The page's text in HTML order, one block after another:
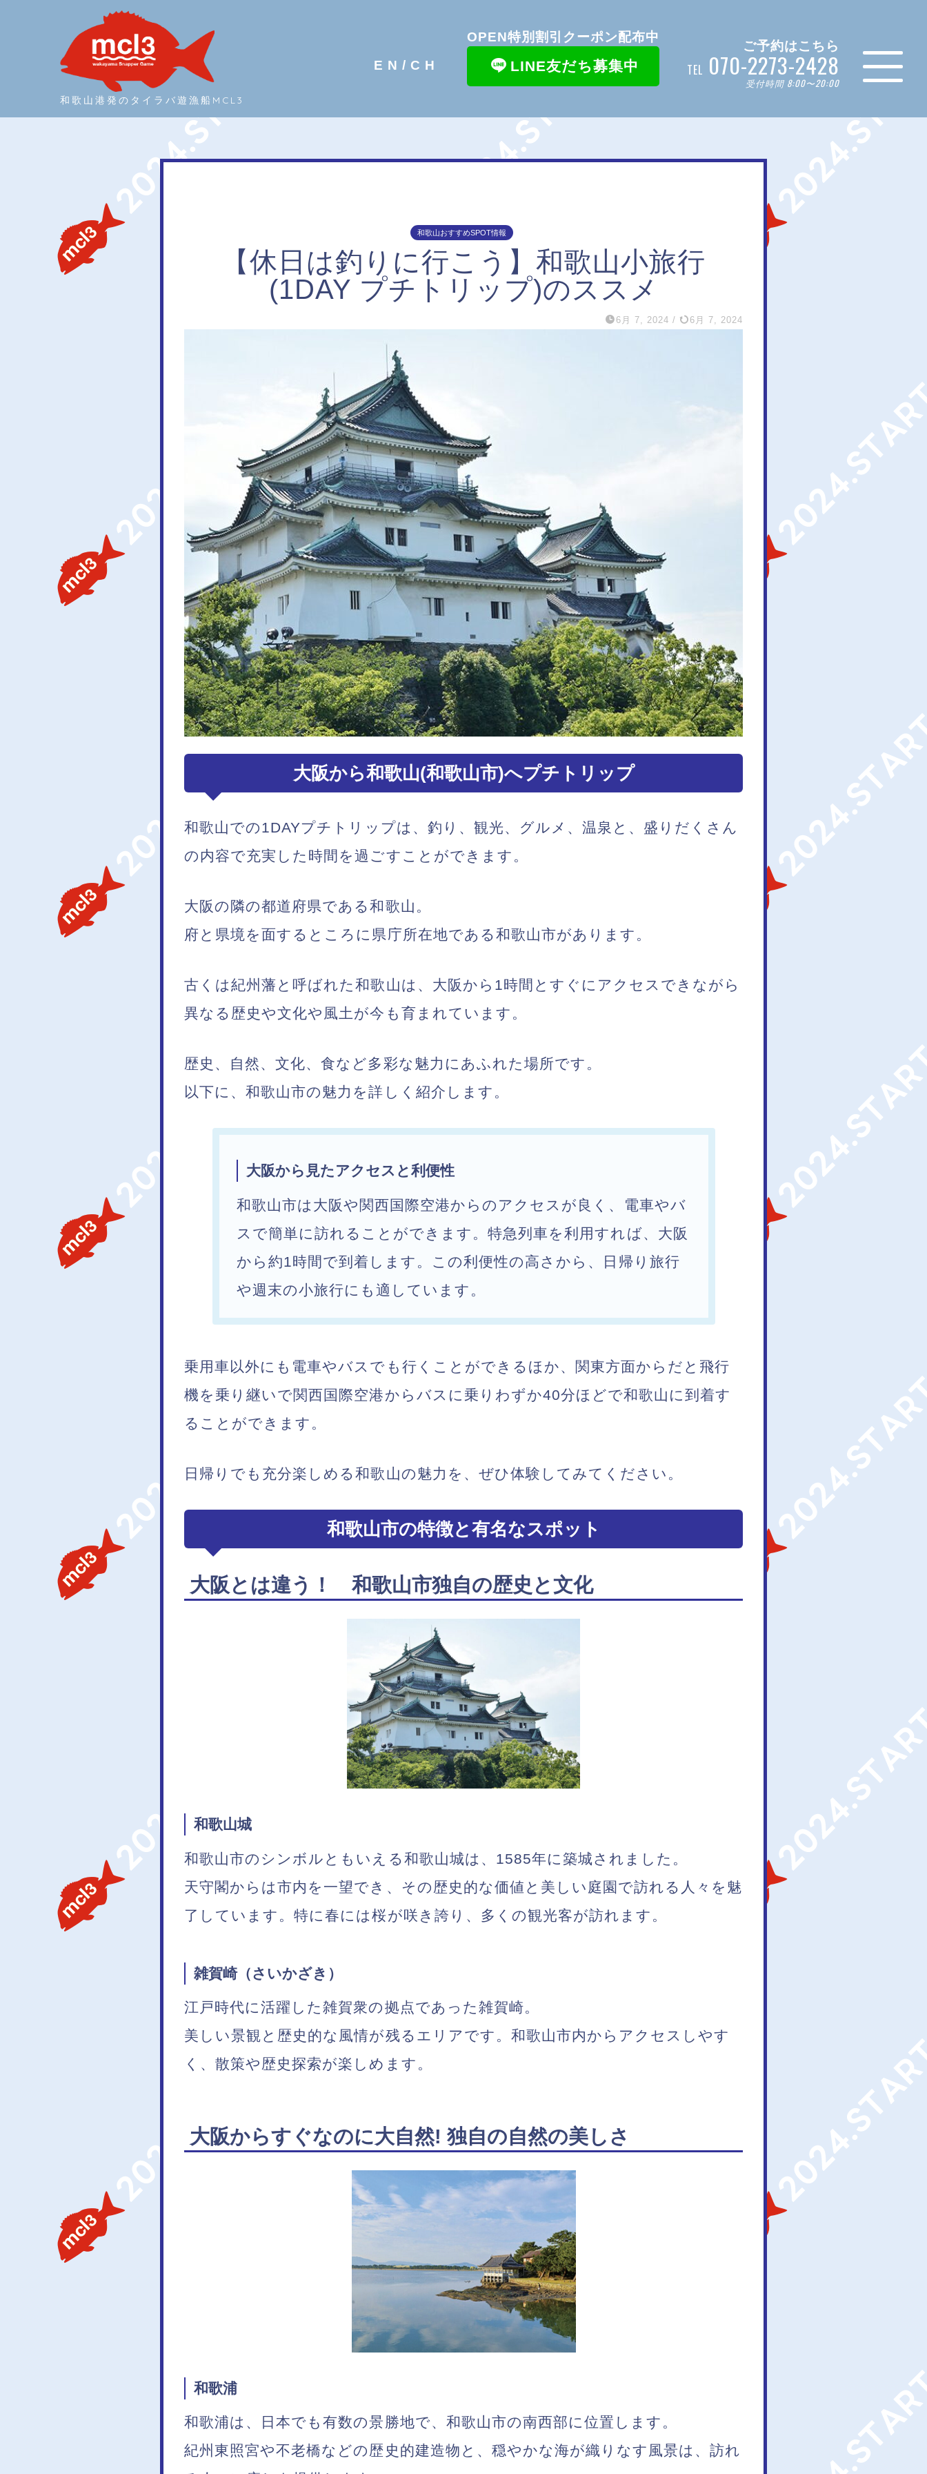
和歌山港発のタイラバ遊漁船MCL3
EN/ CH
OPEN特別割引クーポン配布中
LINE友だち募集中
ご予約はこちら
TEL 070-2273-2428
受付時間 8:00〜20:00
和歌山おすすめSPOT情報
【休日は釣りに行こう】和歌山小旅行
(1DAY プチトリップ)のススメ
6月 7, 2024 / 6月 7, 2024
大阪から和歌山(和歌山市)へプチトリップ
和歌山での1DAYプチトリップは、釣り、観光、グルメ、温泉と、盛りだくさん
の内容で充実した時間を過ごすことができます。
大阪の隣の都道府県である和歌山。
府と県境を面するところに県庁所在地である和歌山市があります。
古くは紀州藩と呼ばれた和歌山は、大阪から1時間とすぐにアクセスできながら
異なる歴史や文化や風土が今も育まれています。
歴史、自然、文化、食など多彩な魅力にあふれた場所です。
以下に、和歌山市の魅力を詳しく紹介します。
大阪から見たアクセスと利便性
和歌山市は大阪や関西国際空港からのアクセスが良く、電車やバ
スで簡単に訪れることができます。特急列車を利用すれば、大阪
から約1時間で到着します。この利便性の高さから、日帰り旅行
や週末の小旅行にも適しています。
乗用車以外にも電車やバスでも行くことができるほか、関東方面からだと飛行
機を乗り継いで関西国際空港からバスに乗りわずか40分ほどで和歌山に到着す
ることができます。
日帰りでも充分楽しめる和歌山の魅力を、ぜひ体験してみてください。
和歌山市の特徴と有名なスポット
大阪とは違う！ 和歌山市独自の歴史と文化
和歌山城
和歌山市のシンボルともいえる和歌山城は、1585年に築城されました。
天守閣からは市内を一望でき、その歴史的な価値と美しい庭園で訪れる人々を魅
了しています。特に春には桜が咲き誇り、多くの観光客が訪れます。
雑賀崎（さいかざき）
江戸時代に活躍した雑賀衆の拠点であった雑賀崎。
美しい景観と歴史的な風情が残るエリアです。和歌山市内からアクセスしやす
く、散策や歴史探索が楽しめます。
大阪からすぐなのに大自然! 独自の自然の美しさ
和歌浦
和歌浦は、日本でも有数の景勝地で、和歌山市の南西部に位置します。
紀州東照宮や不老橋などの歴史的建造物と、穏やかな海が織りなす風景は、訪れ